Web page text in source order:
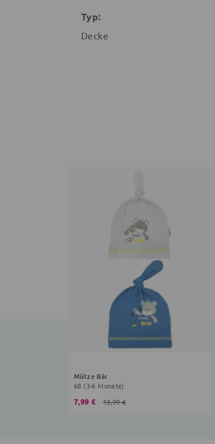
Typ:
Decke
Mütze Bär
68 (3-6 Monate)
7,99 € 13,99 €